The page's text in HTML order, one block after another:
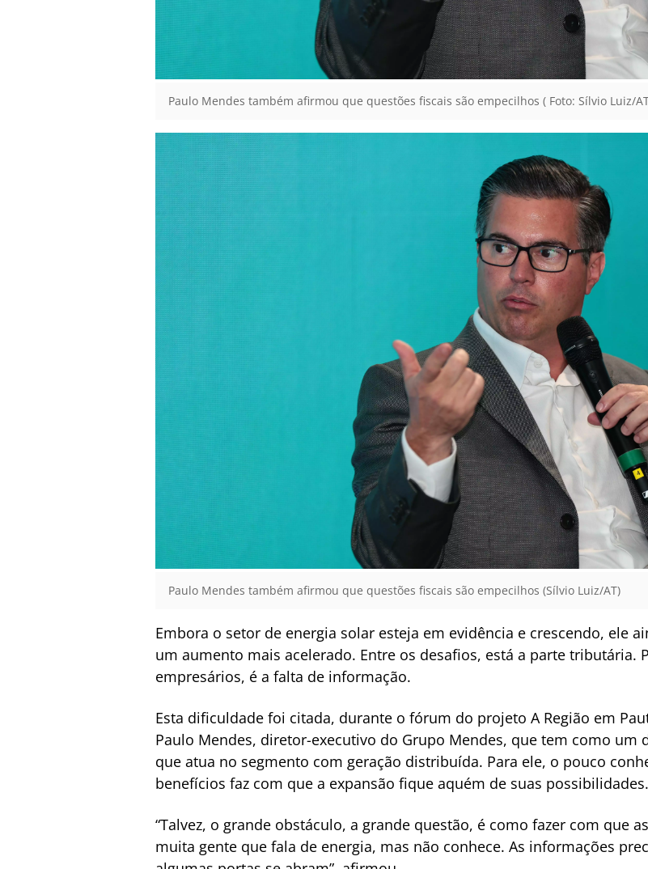
Paulo Mendes também afirmou que questões fiscais são empecilhos ( Foto: Sílvio Luiz/
Paulo Mendes também afirmou que questões fiscais são empecilhos (Sílvio Luiz/AT)
Embora o setor de energia solar esteja em evidência e crescendo, ele
um aumento mais acelerado. Entre os desafios, está a parte tributária.
empresários, é a falta de informação.
Esta dificuldade foi citada, durante o fórum do projeto A Região em
Paulo Mendes, diretor-executivo do Grupo Mendes, que tem como um
que atua no segmento com geração distribuída. Para ele, o pouco
benefícios faz com que a expansão fique aquém de suas possibilidades.
“Talvez, o grande obstáculo, a grande questão, é como fazer com que
muita gente que fala de energia, mas não conhece. As informações